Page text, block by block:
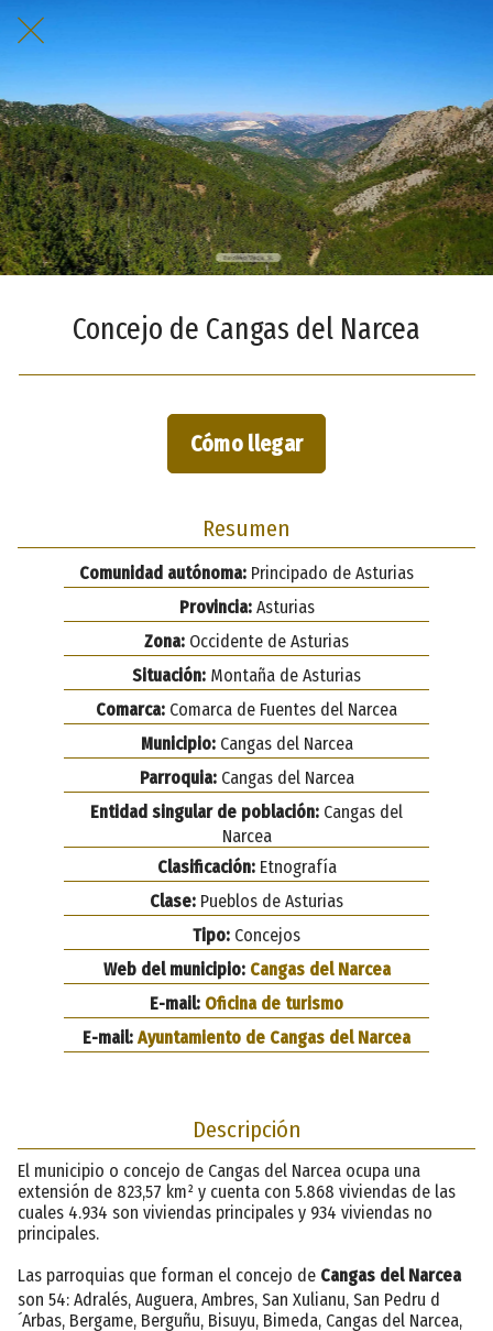
Concejo de Cangas del Narcea
Cómo llegar
Resumen
Comunidad autónoma: Principado de Asturias
Provincia:Asturias
Zona: Occidente de Asturias
Situación: Montaña de Asturias
Comarca: Comarca de Fuentes del Narcea
Municipio:Cangas del Narcea
Parroquia:Cangas del Narcea
Entidad singular de población: Cangas del
Narcea
Clasificación:Etnografía
Clase: Pueblos de Asturias
Tipo: Concejos
Web del municipio: Cangas del Narcea
E-mail: Oficina de turismo
E-mail: Ayuntamiento de Cangas del Narcea
Descripción
El municipio o concejo de Cangas del Narcea ocupa una
extensión de 823,57 km² y cuenta con 5.868 viviendas de las
cuales 4.934 son viviendas principales y 934 viviendas no
principales.
Las parroquias que forman el concejo de Cangas del Narcea
son 54: Adralés, Auguera, Ambres, San Xulianu, San Pedru d
´Arbas, Bergame, Berguñu, Bisuyu, Bimeda, Cangas del Narcea,